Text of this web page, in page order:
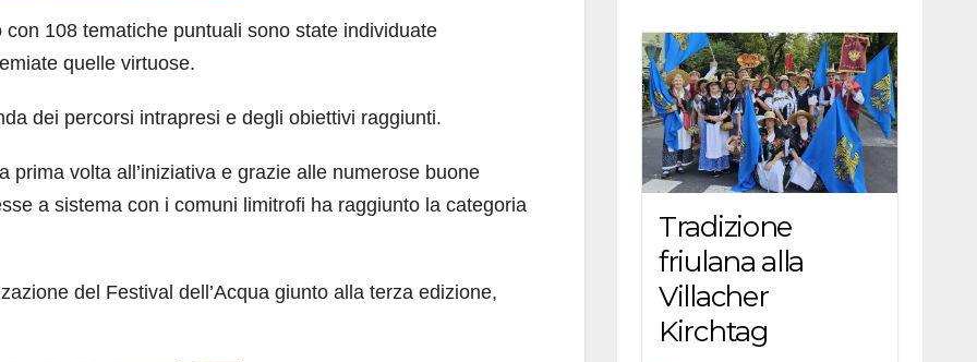
108 tematiche puntuali sono state individuate
quelle virtuose.
dei percorsi intrapresi e degli obiettivi raggiunti.
volta all’iniziativa e grazie alle numerose buone
a sistema con i comuni limitrofi ha raggiunto la categoria
del Festival dell’Acqua giunto alla terza edizione,
Tradizione
friulana alla
Villacher
Kirchtag